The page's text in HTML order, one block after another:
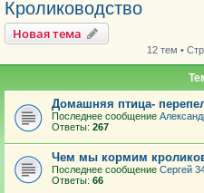
Кролиководство
Новая тема
12 тем •
Домашняя птица-
Последнее сообщение
Ответы: 267
Чем мы кормим
Последнее сообщение Сергей
Ответы: 66